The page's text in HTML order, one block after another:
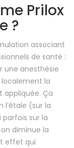
Prilox
?
associant
de santé :
une anesthésie
la
appliquée. Ça
(sur la
parfois sur la
diminue la
effet qui